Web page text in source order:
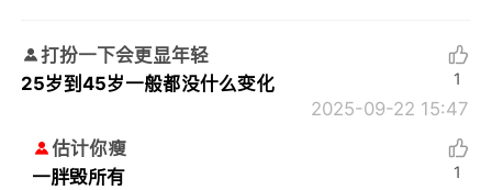
打扮一下会更显年轻
25岁到45岁一般都没什么变化
2025-09-22 15:47
1
估计你瘦
一胖毁所有
1